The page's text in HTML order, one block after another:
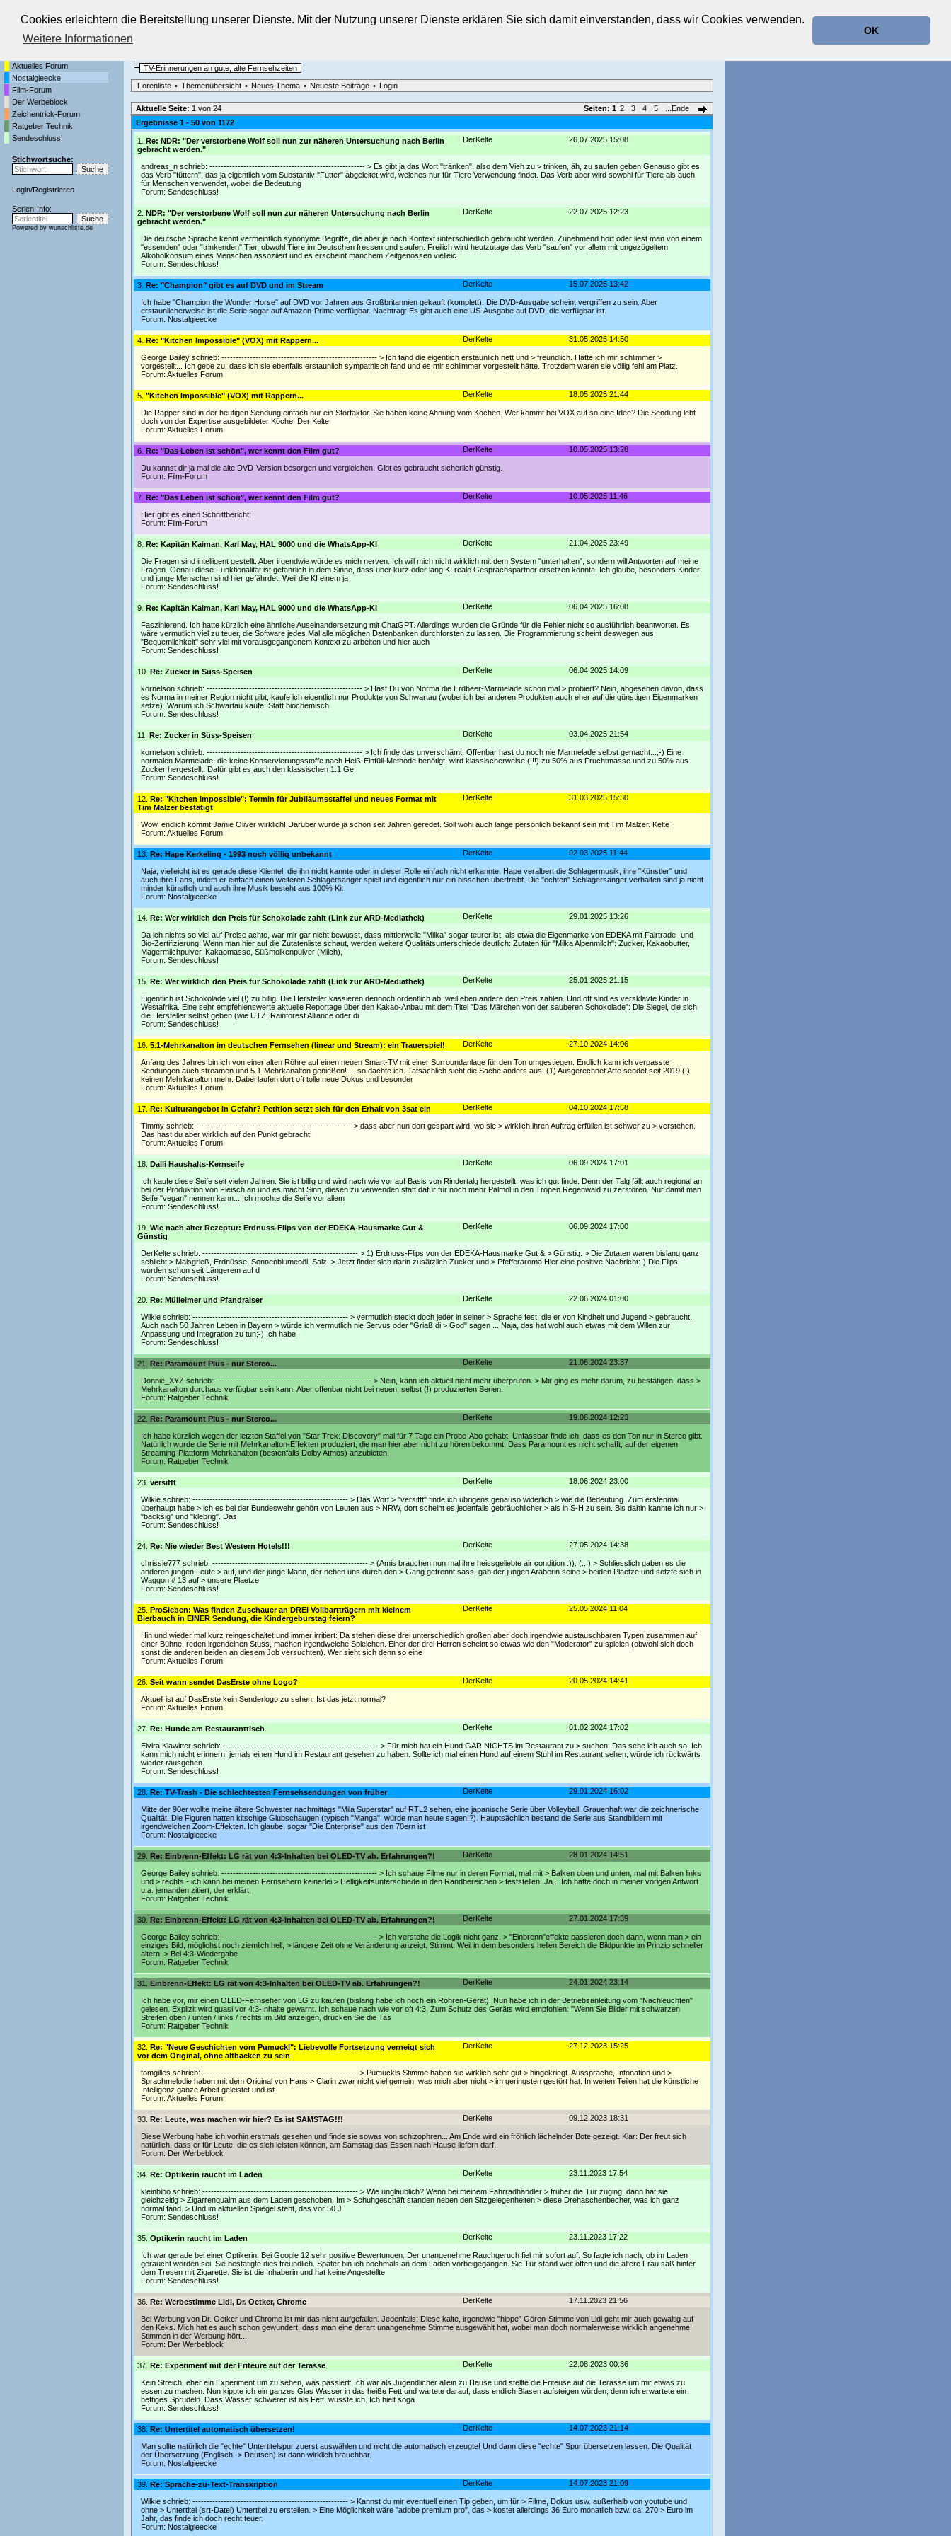
Cookies erleichtern die Bereitstellung unserer Dienste. Mit der Nutzung unserer Dienste erklären Sie sich damit einverstanden, dass wir Cookies verwenden.
Weitere Informationen
OK
Die Fernseh-Diskussionsforen von
Aktuelles Forum
Nostalgieecke
Film-Forum
Der Werbeblock
Zeichentrick-Forum
Ratgeber Technik
Sendeschluss!
Stichwortsuche:
Login/Registrieren
Serien-Info:
Powered by wunschliste.de
TV-Erinnerungen an gute, alte Fernsehzeiten
Forenliste • Themenübersicht • Neues Thema • Neueste Beiträge • Login
Seiten: 1 2 3 4 5 ...Ende
Aktuelle Seite: 1 von 24
Ergebnisse 1 - 50 von 1172
26.07.2025 15:08
DerKelte
1. Re: NDR: "Der verstorbene Wolf soll nun zur näheren Untersuchung nach Berlin
gebracht werden."
andreas_n schrieb: ------------------------------------------------------- > Es gibt ja das Wort "tränken", also dem Vieh zu > trinken, äh, zu saufen geben Genauso gibt es
das Verb "füttern", das ja eigentlich vom Substantiv "Futter" abgeleitet wird, welches nur für Tiere Verwendung findet. Das Verb aber wird sowohl für Tiere als auch
für Menschen verwendet, wobei die Bedeutung
Forum: Sendeschluss!
22.07.2025 12:23
DerKelte
2. NDR: "Der verstorbene Wolf soll nun zur näheren Untersuchung nach Berlin
gebracht werden."
Die deutsche Sprache kennt vermeintlich synonyme Begriffe, die aber je nach Kontext unterschiedlich gebraucht werden. Zunehmend hört oder liest man von einem
"essenden" oder "trinkenden" Tier, obwohl Tiere im Deutschen fressen und saufen. Freilich wird heutzutage das Verb "saufen" vor allem mit ungezügeltem
Alkoholkonsum eines Menschen assoziiert und es erscheint manchem Zeitgenossen vielleic
Forum: Sendeschluss!
15.07.2025 13:42
DerKelte
3. Re: "Champion" gibt es auf DVD und im Stream
Ich habe "Champion the Wonder Horse" auf DVD vor Jahren aus Großbritannien gekauft (komplett). Die DVD-Ausgabe scheint vergriffen zu sein. Aber
erstaunlicherweise ist die Serie sogar auf Amazon-Prime verfügbar. Nachtrag: Es gibt auch eine US-Ausgabe auf DVD, die verfügbar ist.
Forum: Nostalgieecke
31.05.2025 14:50
DerKelte
4. Re: "Kitchen Impossible" (VOX) mit Rappern...
George Bailey schrieb: ------------------------------------------------------- > Ich fand die eigentlich erstaunlich nett und > freundlich. Hätte ich mir schlimmer >
vorgestellt... Ich gebe zu, dass ich sie ebenfalls erstaunlich sympathisch fand und es mir schlimmer vorgestellt hätte. Trotzdem waren sie völlig fehl am Platz.
Forum: Aktuelles Forum
18.05.2025 21:44
DerKelte
5. "Kitchen Impossible" (VOX) mit Rappern...
Die Rapper sind in der heutigen Sendung einfach nur ein Störfaktor. Sie haben keine Ahnung vom Kochen. Wer kommt bei VOX auf so eine Idee? Die Sendung lebt
doch von der Expertise ausgebildeter Köche! Der Kelte
Forum: Aktuelles Forum
10.05.2025 13:28
DerKelte
6. Re: "Das Leben ist schön", wer kennt den Film gut?
Du kannst dir ja mal die alte DVD-Version besorgen und vergleichen. Gibt es gebraucht sicherlich günstig.
Forum: Film-Forum
10.05.2025 11:46
DerKelte
7. Re: "Das Leben ist schön", wer kennt den Film gut?
Hier gibt es einen Schnittbericht:
Forum: Film-Forum
21.04.2025 23:49
DerKelte
8. Re: Kapitän Kaiman, Karl May, HAL 9000 und die WhatsApp-KI
Die Fragen sind intelligent gestellt. Aber irgendwie würde es mich nerven. Ich will mich nicht wirklich mit dem System "unterhalten", sondern will Antworten auf meine
Fragen. Genau diese Funktionalität ist gefährlich in dem Sinne, dass über kurz oder lang KI reale Gesprächspartner ersetzen könnte. Ich glaube, besonders Kinder
und junge Menschen sind hier gefährdet. Weil die KI einem ja
Forum: Sendeschluss!
06.04.2025 16:08
DerKelte
9. Re: Kapitän Kaiman, Karl May, HAL 9000 und die WhatsApp-KI
Faszinierend. Ich hatte kürzlich eine ähnliche Auseinandersetzung mit ChatGPT. Allerdings wurden die Gründe für die Fehler nicht so ausführlich beantwortet. Es
wäre vermutlich viel zu teuer, die Software jedes Mal alle möglichen Datenbanken durchforsten zu lassen. Die Programmierung scheint deswegen aus
"Bequemlichkeit" sehr viel mit vorausgegangenem Kontext zu arbeiten und hier auch
Forum: Sendeschluss!
06.04.2025 14:09
DerKelte
10. Re: Zucker in Süss-Speisen
kornelson schrieb: ------------------------------------------------------- > Hast Du von Norma die Erdbeer-Marmelade schon mal > probiert? Nein, abgesehen davon, dass
es Norma in meiner Region nicht gibt, kaufe ich eigentlich nur Produkte von Schwartau (wobei ich bei anderen Produkten auch eher auf die günstigen Eigenmarken
setze). Warum ich Schwartau kaufe: Statt biochemisch
Forum: Sendeschluss!
03.04.2025 21:54
DerKelte
11. Re: Zucker in Süss-Speisen
kornelson schrieb: ------------------------------------------------------- > Ich finde das unverschämt. Offenbar hast du noch nie Marmelade selbst gemacht...;-) Eine
normalen Marmelade, die keine Konservierungsstoffe nach Heiß-Einfüll-Methode benötigt, wird klassischerweise (!!!) zu 50% aus Fruchtmasse und zu 50% aus
Zucker hergestellt. Dafür gibt es auch den klassischen 1:1 Ge
Forum: Sendeschluss!
31.03.2025 15:30
DerKelte
12. Re: "Kitchen Impossible": Termin für Jubiläumsstaffel und neues Format mit
Tim Mälzer bestätigt
Wow, endlich kommt Jamie Oliver wirklich! Darüber wurde ja schon seit Jahren geredet. Soll wohl auch lange persönlich bekannt sein mit Tim Mälzer. Kelte
Forum: Aktuelles Forum
02.03.2025 11:44
DerKelte
13. Re: Hape Kerkeling - 1993 noch völlig unbekannt
Naja, vielleicht ist es gerade diese Klientel, die ihn nicht kannte oder in dieser Rolle einfach nicht erkannte. Hape veralbert die Schlagermusik, ihre "Künstler" und
auch ihre Fans, indem er einfach einen weiteren Schlagersänger spielt und eigentlich nur ein bisschen übertreibt. Die "echten" Schlagersänger verhalten sind ja nicht
minder künstlich und auch ihre Musik besteht aus 100% Kit
Forum: Nostalgieecke
29.01.2025 13:26
DerKelte
14. Re: Wer wirklich den Preis für Schokolade zahlt (Link zur ARD-Mediathek)
Da ich nichts so viel auf Preise achte, war mir gar nicht bewusst, dass mittlerweile "Milka" sogar teurer ist, als etwa die Eigenmarke von EDEKA mit Fairtrade- und
Bio-Zertifizierung! Wenn man hier auf die Zutatenliste schaut, werden weitere Qualitätsunterschiede deutlich: Zutaten für "Milka Alpenmilch": Zucker, Kakaobutter,
Magermilchpulver, Kakaomasse, Süßmolkenpulver (Milch),
Forum: Sendeschluss!
25.01.2025 21:15
DerKelte
15. Re: Wer wirklich den Preis für Schokolade zahlt (Link zur ARD-Mediathek)
Eigentlich ist Schokolade viel (!) zu billig. Die Hersteller kassieren dennoch ordentlich ab, weil eben andere den Preis zahlen. Und oft sind es versklavte Kinder in
Westafrika. Eine sehr empfehlenswerte aktuelle Reportage über den Kakao-Anbau mit dem Titel "Das Märchen von der sauberen Schokolade": Die Siegel, die sich
die Hersteller selbst geben (wie UTZ, Rainforest Alliance oder di
Forum: Sendeschluss!
27.10.2024 14:06
DerKelte
16. 5.1-Mehrkanalton im deutschen Fernsehen (linear und Stream): ein Trauerspiel!
Anfang des Jahres bin ich von einer alten Röhre auf einen neuen Smart-TV mit einer Surroundanlage für den Ton umgestiegen. Endlich kann ich verpasste
Sendungen auch streamen und 5.1-Mehrkanalton genießen! ... so dachte ich. Tatsächlich sieht die Sache anders aus: (1) Ausgerechnet Arte sendet seit 2019 (!)
keinen Mehrkanalton mehr. Dabei laufen dort oft tolle neue Dokus und besonder
Forum: Aktuelles Forum
04.10.2024 17:58
DerKelte
17. Re: Kulturangebot in Gefahr? Petition setzt sich für den Erhalt von 3sat ein
Timmy schrieb: ------------------------------------------------------- > dass aber nun dort gespart wird, wo sie > wirklich ihren Auftrag erfüllen ist schwer zu > verstehen.
Das hast du aber wirklich auf den Punkt gebracht!
Forum: Aktuelles Forum
06.09.2024 17:01
DerKelte
18. Dalli Haushalts-Kernseife
Ich kaufe diese Seife seit vielen Jahren. Sie ist billig und wird nach wie vor auf Basis von Rindertalg hergestellt, was ich gut finde. Denn der Talg fällt auch regional an
bei der Produktion von Fleisch an und es macht Sinn, diesen zu verwenden statt dafür für noch mehr Palmöl in den Tropen Regenwald zu zerstören. Nur damit man
Seife "vegan" nennen kann... Ich mochte die Seife vor allem
Forum: Sendeschluss!
06.09.2024 17:00
DerKelte
19. Wie nach alter Rezeptur: Erdnuss-Flips von der EDEKA-Hausmarke Gut &
Günstig
DerKelte schrieb: ------------------------------------------------------- > 1) Erdnuss-Flips von der EDEKA-Hausmarke Gut & > Günstig: > Die Zutaten waren bislang ganz
schlicht > Maisgrieß, Erdnüsse, Sonnenblumenöl, Salz. > Jetzt findet sich darin zusätzlich Zucker und > Pfefferaroma Hier eine positive Nachricht:-) Die Flips
wurden schon seit Längerem auf d
Forum: Sendeschluss!
22.06.2024 01:00
DerKelte
20. Re: Mülleimer und Pfandraiser
Wilkie schrieb: ------------------------------------------------------- > vermutlich steckt doch jeder in seiner > Sprache fest, die er von Kindheit und Jugend > gebraucht.
Auch nach 50 Jahren Leben in Bayern > würde ich vermutlich nie Servus oder "Griaß di > God" sagen ... Naja, das hat wohl auch etwas mit dem Willen zur
Anpassung und Integration zu tun;-) Ich habe
Forum: Sendeschluss!
21.06.2024 23:37
DerKelte
21. Re: Paramount Plus - nur Stereo...
Donnie_XYZ schrieb: ------------------------------------------------------- > Nein, kann ich aktuell nicht mehr überprüfen. > Mir ging es mehr darum, zu bestätigen, dass >
Mehrkanalton durchaus verfügbar sein kann. Aber offenbar nicht bei neuen, selbst (!) produzierten Serien.
Forum: Ratgeber Technik
19.06.2024 12:23
DerKelte
22. Re: Paramount Plus - nur Stereo...
Ich habe kürzlich wegen der letzten Staffel von "Star Trek: Discovery" mal für 7 Tage ein Probe-Abo gehabt. Unfassbar finde ich, dass es den Ton nur in Stereo gibt.
Natürlich wurde die Serie mit Mehrkanalton-Effekten produziert, die man hier aber nicht zu hören bekommt. Dass Paramount es nicht schafft, auf der eigenen
Streaming-Plattform Mehrkanalton (bestenfalls Dolby Atmos) anzubieten,
Forum: Ratgeber Technik
18.06.2024 23:00
DerKelte
23. versifft
Wilkie schrieb: ------------------------------------------------------- > Das Wort > "versifft" finde ich übrigens genauso widerlich > wie die Bedeutung. Zum erstenmal
überhaupt habe > ich es bei der Bundeswehr gehört von Leuten aus > NRW, dort scheint es jedenfalls gebräuchlicher > als in S-H zu sein. Bis dahin kannte ich nur >
"backsig" und "klebrig". Das
Forum: Sendeschluss!
27.05.2024 14:38
DerKelte
24. Re: Nie wieder Best Western Hotels!!!
chrissie777 schrieb: ------------------------------------------------------- > (Amis brauchen nun mal ihre heissgeliebte air condition :)). (...) > Schliesslich gaben es die
anderen jungen Leute > auf, und der junge Mann, der neben uns durch den > Gang getrennt sass, gab der jungen Araberin seine > beiden Plaetze und setzte sich in
Waggon # 13 auf > unsere Plaetze
Forum: Sendeschluss!
25.05.2024 11:04
DerKelte
25. ProSieben: Was finden Zuschauer an DREI Vollbartträgern mit kleinem
Bierbauch in EINER Sendung, die Kindergeburstag feiern?
Hin und wieder mal kurz reingeschaltet und immer irritiert: Da stehen diese drei unterschiedlich großen aber doch irgendwie austauschbaren Typen zusammen auf
einer Bühne, reden irgendeinen Stuss, machen irgendwelche Spielchen. Einer der drei Herren scheint so etwas wie den "Moderator" zu spielen (obwohl sich doch
sonst die anderen beiden an diesem Job versuchten). Wer sieht sich denn so eine
Forum: Aktuelles Forum
20.05.2024 14:41
DerKelte
26. Seit wann sendet DasErste ohne Logo?
Aktuell ist auf DasErste kein Senderlogo zu sehen. Ist das jetzt normal?
Forum: Aktuelles Forum
01.02.2024 17:02
DerKelte
27. Re: Hunde am Restauranttisch
Elvira Klawitter schrieb: ------------------------------------------------------- > Für mich hat ein Hund GAR NICHTS im Restaurant zu > suchen. Das sehe ich auch so. Ich
kann mich nicht erinnern, jemals einen Hund im Restaurant gesehen zu haben. Sollte ich mal einen Hund auf einem Stuhl im Restaurant sehen, würde ich rückwärts
wieder rausgehen.
Forum: Sendeschluss!
29.01.2024 16:02
DerKelte
28. Re: TV-Trash - Die schlechtesten Fernsehsendungen von früher
Mitte der 90er wollte meine ältere Schwester nachmittags "Mila Superstar" auf RTL2 sehen, eine japanische Serie über Volleyball. Grauenhaft war die zeichnerische
Qualität. Die Figuren hatten kitschige Glubschaugen (typisch "Manga", würde man heute sagen!?). Hauptsächlich bestand die Serie aus Standbildern mit
irgendwelchen Zoom-Effekten. Ich glaube, sogar "Die Enterprise" aus den 70ern ist
Forum: Nostalgieecke
28.01.2024 14:51
DerKelte
29. Re: Einbrenn-Effekt: LG rät von 4:3-Inhalten bei OLED-TV ab. Erfahrungen?!
George Bailey schrieb: ------------------------------------------------------- > Ich schaue Filme nur in deren Format, mal mit > Balken oben und unten, mal mit Balken links
und > rechts - ich kann bei meinen Fernsehern keinerlei > Helligkeitsunterschiede in den Randbereichen > feststellen. Ja... Ich hatte doch in meiner vorigen Antwort
u.a. jemanden zitiert, der erklärt,
Forum: Ratgeber Technik
27.01.2024 17:39
DerKelte
30. Re: Einbrenn-Effekt: LG rät von 4:3-Inhalten bei OLED-TV ab. Erfahrungen?!
George Bailey schrieb: ------------------------------------------------------- > Ich verstehe die Logik nicht ganz. > "Einbrenn"effekte passieren doch dann, wenn man > ein
einziges Bild, möglichst noch ziemlich hell, > längere Zeit ohne Veränderung anzeigt. Stimmt: Weil in dem besonders hellen Bereich die Bildpunkte im Prinzip schneller
altern. > Bei 4:3-Wiedergabe
Forum: Ratgeber Technik
24.01.2024 23:14
DerKelte
31. Einbrenn-Effekt: LG rät von 4:3-Inhalten bei OLED-TV ab. Erfahrungen?!
Ich habe vor, mir einen OLED-Fernseher von LG zu kaufen (bislang habe ich noch ein Röhren-Gerät). Nun habe ich in der Betriebsanleitung vom "Nachleuchten"
gelesen. Explizit wird quasi vor 4:3-Inhalte gewarnt. Ich schaue nach wie vor oft 4:3. Zum Schutz des Geräts wird empfohlen: "Wenn Sie Bilder mit schwarzen
Streifen oben / unten / links / rechts im Bild anzeigen, drücken Sie die Tas
Forum: Ratgeber Technik
27.12.2023 15:25
DerKelte
32. Re: "Neue Geschichten vom Pumuckl": Liebevolle Fortsetzung verneigt sich
vor dem Original, ohne altbacken zu sein
tomgilles schrieb: ------------------------------------------------------- > Pumuckls Stimme haben sie wirklich sehr gut > hingekriegt. Aussprache, Intonation und >
Sprachmelodie haben mit dem Original von Hans > Clarin zwar nicht viel gemein, was mich aber nicht > im geringsten gestört hat. In weiten Teilen hat die künstliche
Intelligenz ganze Arbeit geleistet und ist
Forum: Aktuelles Forum
09.12.2023 18:31
DerKelte
33. Re: Leute, was machen wir hier? Es ist SAMSTAG!!!
Diese Werbung habe ich vorhin erstmals gesehen und finde sie sowas von schizophren... Am Ende wird ein fröhlich lächelnder Bote gezeigt. Klar: Der freut sich
natürlich, dass er für Leute, die es sich leisten können, am Samstag das Essen nach Hause liefern darf.
Forum: Der Werbeblock
23.11.2023 17:54
DerKelte
34. Re: Optikerin raucht im Laden
kleinbibo schrieb: ------------------------------------------------------- > Wie unglaublich? Wenn bei meinem Fahrradhändler > früher die Tür zuging, dann hat sie
gleichzeitig > Zigarrenqualm aus dem Laden geschoben. Im > Schuhgeschäft standen neben den Sitzgelegenheiten > diese Drehaschenbecher, was ich ganz
normal fand. > Und im aktuellen Spiegel steht, das vor 50 J
Forum: Sendeschluss!
23.11.2023 17:22
DerKelte
35. Optikerin raucht im Laden
Ich war gerade bei einer Optikerin. Bei Google 12 sehr positive Bewertungen. Der unangenehme Rauchgeruch fiel mir sofort auf. So fagte ich nach, ob im Laden
geraucht worden sei. Sie bestätigte dies freundlich. Später bin ich nochmals an dem Laden vorbeigegangen. Sie Tür stand weit offen und die ältere Frau saß hinter
dem Tresen mit Zigarette. Sie ist die Inhaberin und hat keine Angestellte
Forum: Sendeschluss!
17.11.2023 21:56
DerKelte
36. Re: Werbestimme Lidl, Dr. Oetker, Chrome
Bei Werbung von Dr. Oetker und Chrome ist mir das nicht aufgefallen. Jedenfalls: Diese kalte, irgendwie "hippe" Gören-Stimme von Lidl geht mir auch gewaltig auf
den Keks. Mich hat es auch schon gewundert, dass man eine derart unangenehme Stimme ausgewählt hat, wobei man doch normalerweise wirklich angenehme
Stimmen in der Werbung hört...
Forum: Der Werbeblock
22.08.2023 00:36
DerKelte
37. Re: Experiment mit der Friteure auf der Terasse
Kein Streich, eher ein Experiment um zu sehen, was passiert: Ich war als Jugendlicher allein zu Hause und stellte die Friteuse auf die Terasse um mir etwas zu
essen zu machen. Nun kippte ich ein ganzes Glas Wasser in das heiße Fett und wartete darauf, dass endlich Blasen aufsteigen würden; denn ich erwartete ein
heftiges Sprudeln. Dass Wasser schwerer ist als Fett, wusste ich. Ich hielt soga
Forum: Sendeschluss!
14.07.2023 21:14
DerKelte
38. Re: Untertitel automatisch übersetzen!
Man sollte natürlich die "echte" Untertitelspur zuerst auswählen und nicht die automatisch erzeugte! Und dann diese "echte" Spur übersetzen lassen. Die Qualität
der Übersetzung (Englisch -> Deutsch) ist dann wirklich brauchbar.
Forum: Nostalgieecke
14.07.2023 21:09
DerKelte
39. Re: Sprache-zu-Text-Transkription
Wilkie schrieb: ------------------------------------------------------- > Kannst du mir eventuell einen Tip geben, um für > Filme, Dokus usw. außerhalb von youtube und
ohne > Untertitel (srt-Datei) Untertitel zu erstellen. > Eine Möglichkeit wäre "adobe premium pro", das > kostet allerdings 36 Euro monatlich bzw. ca. 270 > Euro im
Jahr, das finde ich doch recht teuer.
Forum: Nostalgieecke